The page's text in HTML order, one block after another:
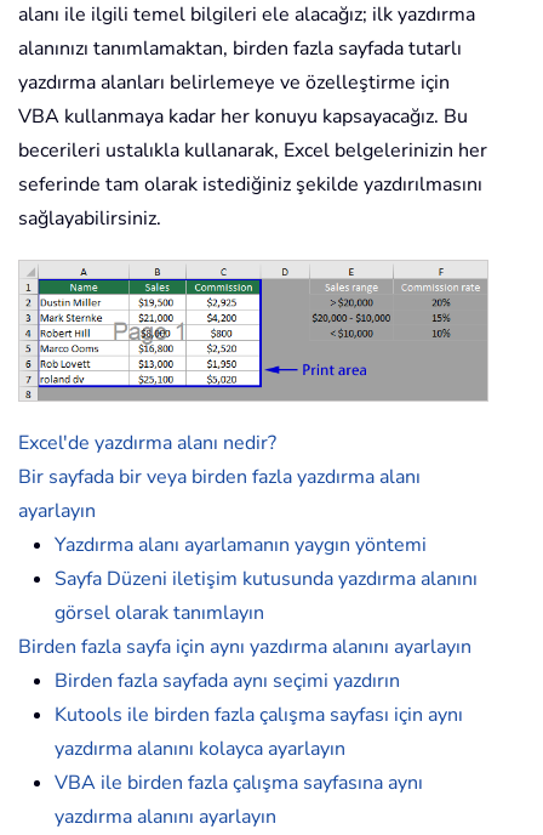
alanı ile ilgili temel bilgileri ele alacağız; ilk yazdırma
alanınızı tanımlamaktan, birden fazla sayfada tutarlı
yazdırma alanları belirlemeye ve özelleştirme için
VBA kullanmaya kadar her konuyu kapsayacağız. Bu
becerileri ustalıkla kullanarak, Excel belgelerinizin her
seferinde tam olarak istediğiniz şekilde yazdırılmasını
sağlayabilirsiniz.
Excel'de yazdırma alanı nedir?
Bir sayfada bir veya birden fazla yazdırma alanı
ayarlayın
Yazdırma alanı ayarlamanın yaygın yöntemi
Sayfa Düzeni iletişim kutusunda yazdırma alanını
görsel olarak tanımlayın
Birden fazla sayfa için aynı yazdırma alanını ayarlayın
Birden fazla sayfada aynı seçimi yazdırın
Kutools ile birden fazla çalışma sayfası için aynı
yazdırma alanını kolayca ayarlayın
VBA ile birden fazla çalışma sayfasına aynı
yazdırma alanını ayarlayın